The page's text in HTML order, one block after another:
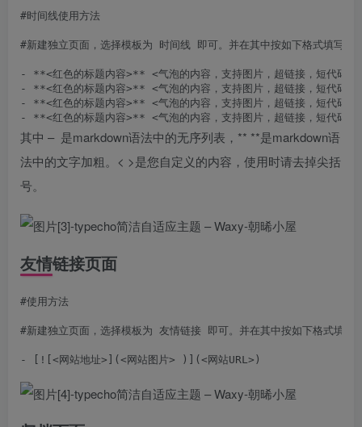
#时间线使用方法
#新建独立页面，选择模板为 时间线 即可。并在其中按如下格式填写即
- **<红色的标题内容>** <气泡的内容，支持图片，超链接，短代码>
- **<红色的标题内容>** <气泡的内容，支持图片，超链接，短代码>
- **<红色的标题内容>** <气泡的内容，支持图片，超链接，短代码>
其中 – 是markdown语法中的无序列表，** **是markdown语
法中的文字加粗。< >是您自定义的内容，使用时请去掉尖括
号。
友情链接页面
#使用方法
#新建独立页面，选择模板为 友情链接 即可。并在其中按如下格式填写
- [![<网站地址>](<网站图片> )](<网站URL>)